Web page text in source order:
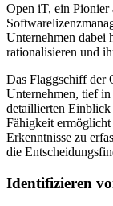
Open iT, ein Pionier
Unternehmen dabei
rationalisieren und
Das Flaggschiff der
Unternehmen, tief
detaillierten
Fähigkeit
Erkenntnisse zu
die
Identifizieren